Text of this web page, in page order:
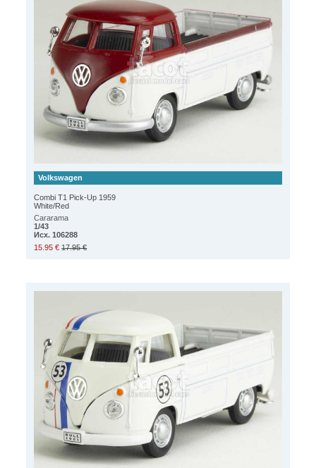
Volkswagen
Combi T1 Pick-Up 1959
White/Red
Cararama
1/43
Исх. 106288
15.95 € 17.95 €